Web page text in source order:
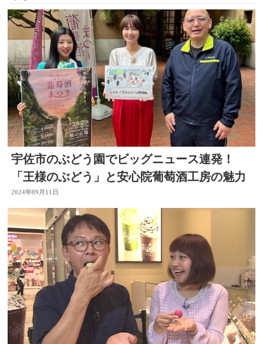
宇佐市のぶどう園でビッグニュース連発！
「王様のぶどう」と安心院葡萄酒工房の魅力
2024年09月11日